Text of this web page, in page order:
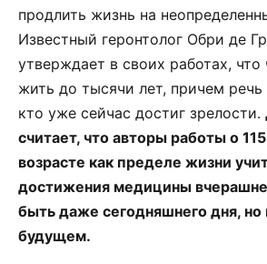
продлить жизнь на
Известный геронтолог Обри де
утверждает в своих работах,
жить до тысячи лет, причем
кто уже сейчас достиг зрелости.
считает, что авторы работы о
возрасте как пределе жизни
достижения медицины
быть даже сегодняшнего дня, но
будущем.